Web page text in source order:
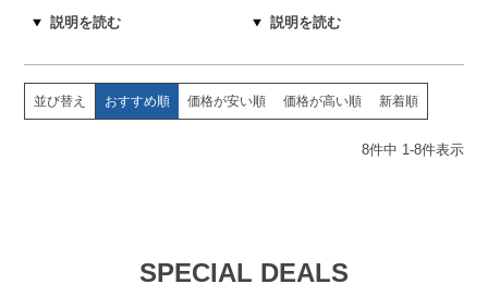
並び替え おすすめ順 価格が安い順 価格が高い順 新着順
8件中 1-8件表示
SPECIAL DEALS